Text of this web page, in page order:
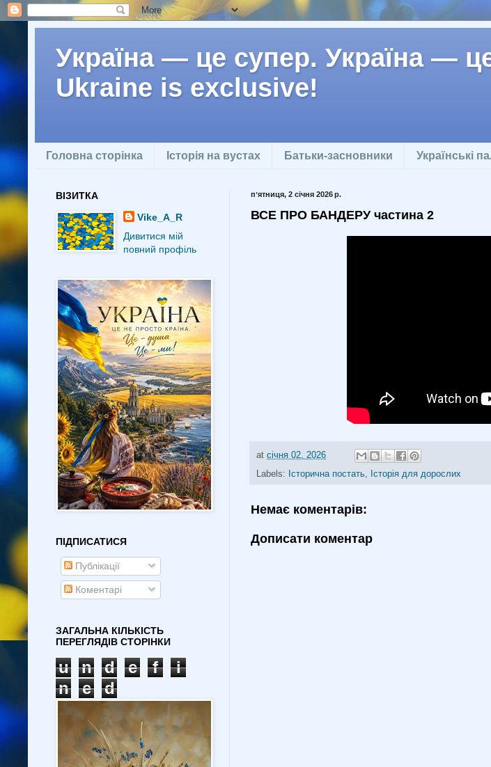
Україна — це супер. Україна —
Ukraine is exclusive!
Головна сторінка Історія на вустах Батьки-засновники Українські
пʼятниця, 2 січня 2026 р.
ВСЕ ПРО БАНДЕРУ частина 2
at січня 02, 2026
Labels:
Історична постать, Історія для дорослих
Немає коментарів:
Дописати коментар
ВІЗИТКА
Vike_A_R
Дивитися мій
повний профіль
ПІДПИСАТИСЯ
Публікації
Коментарі
ЗАГАЛЬНА КІЛЬКІСТЬ
ПЕРЕГЛЯДІВ СТОРІНКИ
u n d e f
i
n
e d